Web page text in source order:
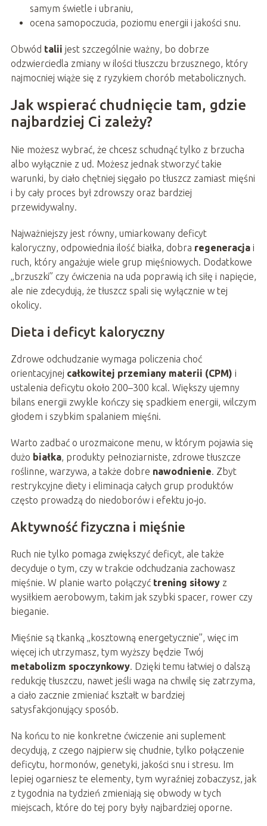
samym świetle i ubraniu,
ocena samopoczucia, poziomu energii i jakości snu.
Obwód talii jest szczególnie ważny, bo dobrze
odzwierciedla zmiany w ilości tłuszczu brzusznego, który
najmocniej wiąże się z ryzykiem chorób metabolicznych.
Jak wspierać chudnięcie tam, gdzie
najbardziej Ci zależy?
Nie możesz wybrać, że chcesz schudnąć tylko z brzucha
albo wyłącznie z ud. Możesz jednak stworzyć takie
warunki, by ciało chętniej sięgało po tłuszcz zamiast mięśni
i by cały proces był zdrowszy oraz bardziej
przewidywalny.
Najważniejszy jest równy, umiarkowany deficyt
kaloryczny, odpowiednia ilość białka, dobra regeneracjai
ruch, który angażuje wiele grup mięśniowych. Dodatkowe
„brzuszki” czy ćwiczenia na uda poprawią ich siłę i napięcie,
ale nie zdecydują, że tłuszcz spali się wyłącznie w tej
okolicy.
Dieta i deficyt kaloryczny
Zdrowe odchudzanie wymaga policzenia choć
orientacyjnej całkowitej przemiany materii (CPM) i
ustalenia deficytu około 200–300 kcal. Większy ujemny
bilans energii zwykle kończy się spadkiem energii, wilczym
głodem i szybkim spalaniem mięśni.
Warto zadbać o urozmaicone menu, w którym pojawia się
dużo białka, produkty pełnoziarniste, zdrowe tłuszcze
roślinne, warzywa, a także dobre nawodnienie. Zbyt
restrykcyjne diety i eliminacja całych grup produktów
często prowadzą do niedoborów i efektu jo‑jo.
Aktywność fizyczna i mięśnie
Ruch nie tylko pomaga zwiększyć deficyt, ale także
decyduje o tym, czy w trakcie odchudzania zachowasz
mięśnie. W planie warto połączyć trening siłowyz
wysiłkiem aerobowym, takim jak szybki spacer, rower czy
bieganie.
Mięśnie są tkanką „kosztowną energetycznie”, więc im
więcej ich utrzymasz, tym wyższy będzie Twój
metabolizm spoczynkowy. Dzięki temu łatwiej o dalszą
redukcję tłuszczu, nawet jeśli waga na chwilę się zatrzyma,
a ciało zacznie zmieniać kształt w bardziej
satysfakcjonujący sposób.
Na końcu to nie konkretne ćwiczenie ani suplement
decydują, z czego najpierw się chudnie, tylko połączenie
deficytu, hormonów, genetyki, jakości snu i stresu. Im
lepiej ogarniesz te elementy, tym wyraźniej zobaczysz, jak
z tygodnia na tydzień zmieniają się obwody w tych
miejscach, które do tej pory były najbardziej oporne.